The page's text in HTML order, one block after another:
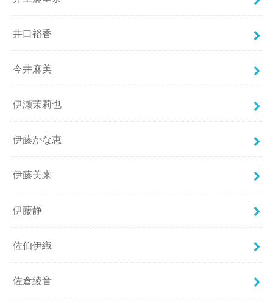
井口裕香
今井麻美
伊瀬茉莉也
伊藤かな恵
伊藤美来
伊藤静
佐伯伊織
佐倉綾音